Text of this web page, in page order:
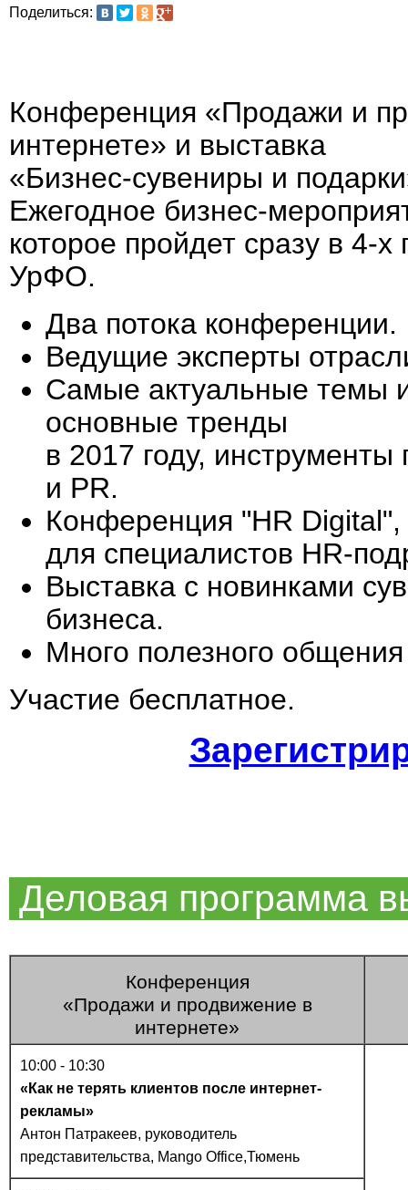
Поделиться:
Конференция «Продажи и
интернете» и выставка
«Бизнес-сувениры и
Ежегодное бизнес-
которое пройдет сразу в 4-х
УрФО.
Два потока конференции.
Ведущие эксперты
Самые актуальные темы
основные тренды
в 2017 году,
и PR.
Конференция "HR
для специалистов HR-
Выставка с новинками
бизнеса.
Много полезного
Участие бесплатное.
Деловая программа
Конференция
«Продажи и продвижение в
интернете»
10:00 - 10:30
«Как не терять клиентов после интернет-
рекламы»
Антон Патракеев, руководитель
представительства, Mango Office,Тюмень